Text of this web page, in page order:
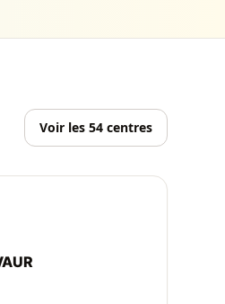
Voir les 54 centres